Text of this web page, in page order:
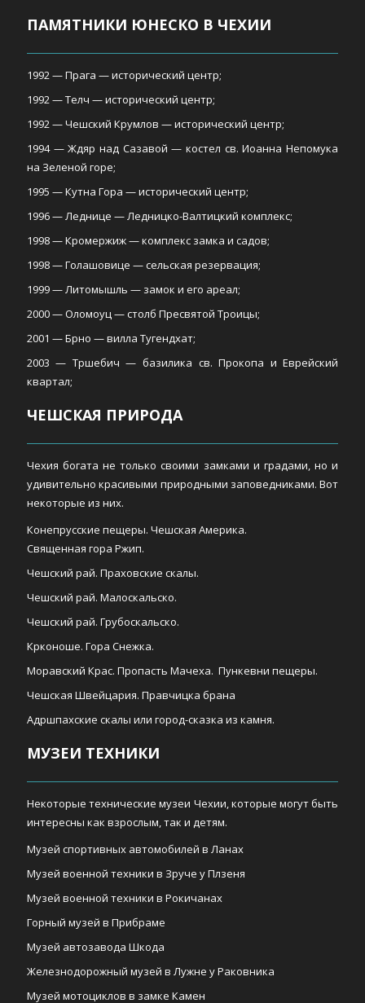
ПАМЯТНИКИ ЮНЕСКО В ЧЕХИИ
1992 — Прага — исторический центр;
1992 — Телч — исторический центр;
1992 — Чешский Крумлов — исторический центр;
1994 — Ждяр над Сазавой — костел св. Иоанна Непомука
на Зеленой горе;
1995 — Кутна Гора — исторический центр;
1996 — Леднице — Ледницко-Валтицкий комплекс;
1998 — Кромержиж — комплекс замка и садов;
1998 — Голашовице — сельская резервация;
1999 — Литомышль — замок и его ареал;
2000 — Оломоуц — столб Пресвятой Троицы;
2001 — Брно — вилла Тугендхат;
2003 — Тршебич — базилика св. Прокопа и Еврейский
квартал;
ЧЕШСКАЯ ПРИРОДА
Чехия богата не только своими замками и градами, но и
удивительно красивыми природными заповедниками. Вот
некоторые из них.
Конепрусские пещеры. Чешская Америка.
Священная гора Ржип.
Чешский рай. Праховские скалы.
Чешский рай. Малоскальско.
Чешский рай. Грубоскальско.
Крконоше. Гора Снежка.
Моравский Крас. Пропасть Мачеха. Пункевни пещеры.
Чешская Швейцария. Правчицка брана
Адршпахские скалы или город-сказка из камня.
МУЗЕИ ТЕХНИКИ
Некоторые технические музеи Чехии, которые могут быть
интересны как взрослым, так и детям.
Музей спортивных автомобилей в Ланах
Музей военной техники в Зруче у Плзеня
Музей военной техники в Рокичанах
Горный музей в Прибраме
Музей автозавода Шкода
Железнодорожный музей в Лужне у Раковника
Музей мотоциклов в замке Камен